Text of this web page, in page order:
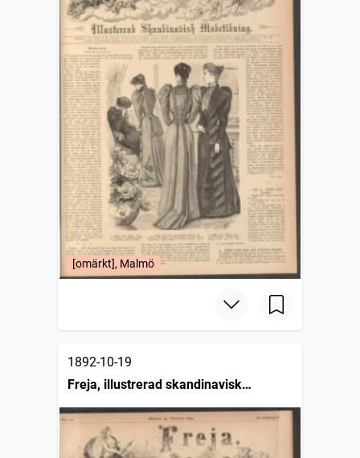
[omärkt], Malmö
1892-10-19
Freja, illustrerad skandinavisk
modetidning